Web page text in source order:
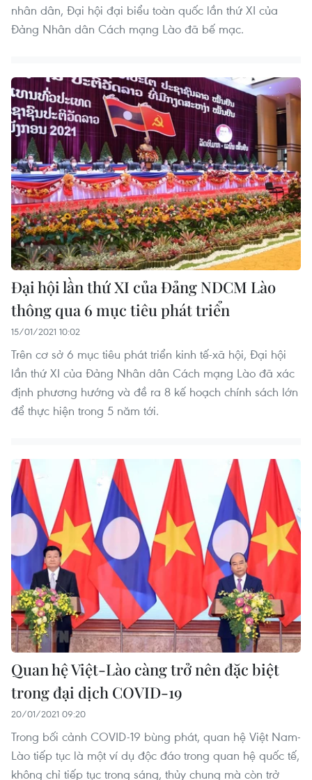
nhân dân, Đại hội đại biểu toàn quốc lần thứ XI của
Đảng Nhân dân Cách mạng Lào đã bế mạc.
Đại hội lần thứ XI của Đảng NDCM Lào
thông qua 6 mục tiêu phát triển
15/01/2021 10:02
Trên cơ sở 6 mục tiêu phát triển kinh tế-xã hội, Đại hội
lần thứ XI của Đảng Nhân dân Cách mạng Lào đã xác
định phương hướng và đề ra 8 kế hoạch chính sách lớn
để thực hiện trong 5 năm tới.
Quan hệ Việt-Lào càng trở nên đặc biệt
trong đại dịch COVID-19
20/01/2021 09:20
Trong bối cảnh COVID-19 bùng phát, quan hệ Việt Nam-
Lào tiếp tục là một ví dụ độc đáo trong quan hệ quốc tế,
không chỉ tiếp tục trong sáng, thủy chung mà còn trở